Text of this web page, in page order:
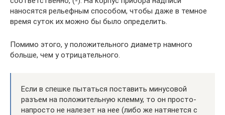
наносятся рельефным способом, чтобы даже в темное
время суток их можно бы было определить.
Помимо этого, у положительного диаметр намного
больше, чем у отрицательного.
Если в спешке пытаться поставить минусовой
разъем на положительную клемму, то он просто-
напросто не налезет на нее (либо же натянется с